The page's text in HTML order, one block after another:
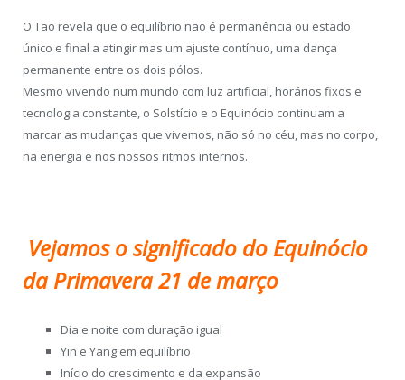
O Tao revela que o equilíbrio não é permanência ou estado
único e final a atingir mas um ajuste contínuo, uma dança
permanente entre os dois pólos.
Mesmo vivendo num mundo com luz artificial, horários fixos e
tecnologia constante, o Solstício e o Equinócio continuam a
marcar as mudanças que vivemos, não só no céu, mas no corpo,
na energia e nos nossos ritmos internos.
Vejamos o significado do Equinócio
da Primavera 21 de março
Dia e noite com duração igual
Yin e Yang em equilíbrio
Início do crescimento e da expansão